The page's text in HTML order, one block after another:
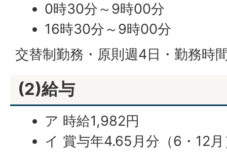
0時30分～9時00分
16時30分～9時00分
交替制勤務・原則週4日・勤務時
(2)給与
ア 時給1,982円
イ 賞与年4.65月分（6・12